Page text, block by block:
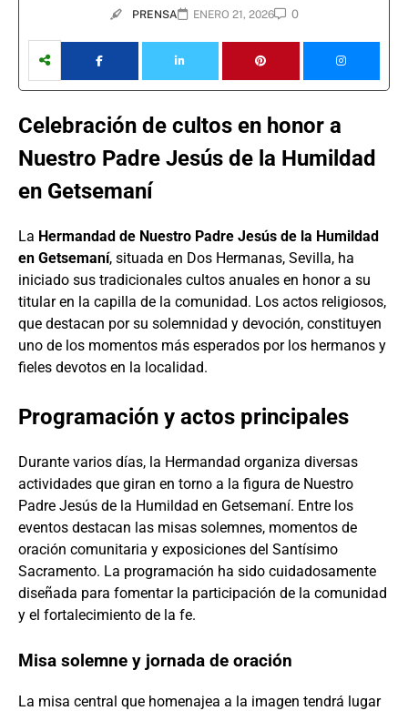
PRENSA ENERO 21, 2026 0
Celebración de cultos en honor a
Nuestro Padre Jesús de la Humildad
en Getsemaní
La Hermandad de Nuestro Padre Jesús de la Humildad
en Getsemaní, situada en Dos Hermanas, Sevilla, ha
iniciado sus tradicionales cultos anuales en honor a su
titular en la capilla de la comunidad. Los actos religiosos,
que destacan por su solemnidad y devoción, constituyen
uno de los momentos más esperados por los hermanos y
fieles devotos en la localidad.
Programación y actos principales
Durante varios días, la Hermandad organiza diversas
actividades que giran en torno a la figura de Nuestro
Padre Jesús de la Humildad en Getsemaní. Entre los
eventos destacan las misas solemnes, momentos de
oración comunitaria y exposiciones del Santísimo
Sacramento. La programación ha sido cuidadosamente
diseñada para fomentar la participación de la comunidad
y el fortalecimiento de la fe.
Misa solemne y jornada de oración
La misa central que homenajea a la imagen tendrá lugar